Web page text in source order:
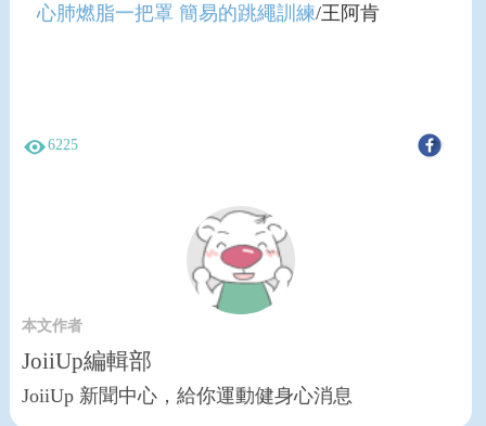
心肺燃脂一把罩 簡易的跳繩訓練/王阿肯
6225
本文作者
JoiiUp編輯部
JoiiUp 新聞中心，給你運動健身心消息